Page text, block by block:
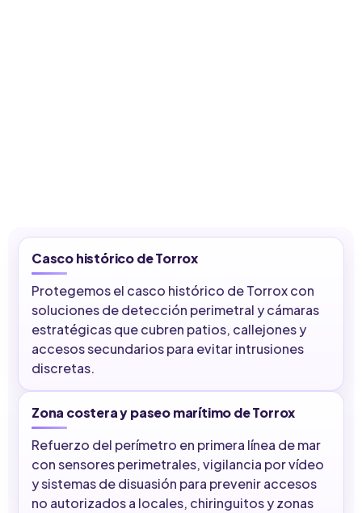
Casco histórico de Torrox
Protegemos el casco histórico de Torrox con
soluciones de detección perimetral y cámaras
estratégicas que cubren patios, callejones y
accesos secundarios para evitar intrusiones
discretas.
Zona costera y paseo marítimo de Torrox
Refuerzo del perímetro en primera línea de mar
con sensores perimetrales, vigilancia por vídeo
y sistemas de disuasión para prevenir accesos
no autorizados a locales, chiringuitos y zonas